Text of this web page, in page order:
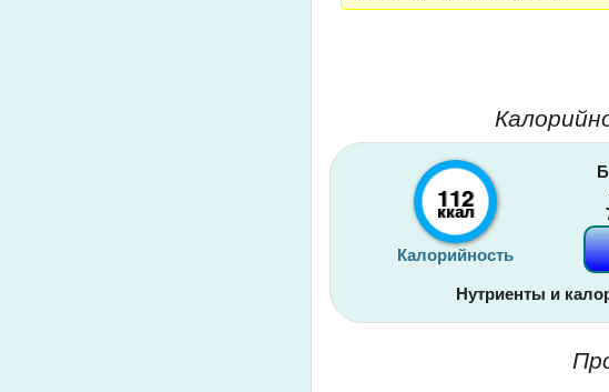
112
ккал
Калорийность
Нутриенты и